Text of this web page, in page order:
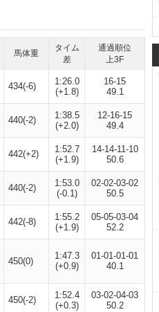
馬体重
タイム
差
通過順位
上3F
434(-6)
1:26.0
(+1.8)
16-15
49.1
440(-2)
1:38.5
(+2.0)
12-16-15
49.4
442(+2)
1:52.7
(+1.9)
14-14-11-10
50.6
440(-2)
1:53.0
(-0.1)
02-02-03-02
50.5
442(-8)
1:55.2
(+1.9)
05-05-03-04
52.2
450(0)
1:47.3
(+0.9)
01-01-01-01
40.1
450(-2)
1:52.4
(+0.3)
03-02-04-03
50.2